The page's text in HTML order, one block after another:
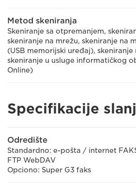
Metod skeniranja
Skeniranje sa otpremanjem,
skeniranje na mrežu, skeniranje na
(USB memorijski uređaj),
skeniranje u usluge informatičkog
Online)
Specifikacije
Odredište
Standardno: e-pošta / internet
FTP WebDAV
Opciono: Super G3 faks